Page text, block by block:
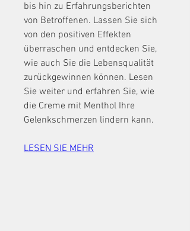
bis hin zu Erfahrungsberichten
von Betroffenen. Lassen Sie sich
von den positiven Effekten
überraschen und entdecken Sie,
wie auch Sie die Lebensqualität
zurückgewinnen können. Lesen
Sie weiter und erfahren Sie, wie
die Creme mit Menthol Ihre
Gelenkschmerzen lindern kann.
LESEN SIE MEHR